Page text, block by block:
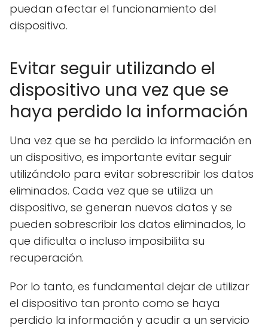
puedan afectar el funcionamiento del
dispositivo.
Evitar seguir utilizando el
dispositivo una vez que se
haya perdido la información
Una vez que se ha perdido la información en
un dispositivo, es importante evitar seguir
utilizándolo para evitar sobrescribir los datos
eliminados. Cada vez que se utiliza un
dispositivo, se generan nuevos datos y se
pueden sobrescribir los datos eliminados, lo
que dificulta o incluso imposibilita su
recuperación.
Por lo tanto, es fundamental dejar de utilizar
el dispositivo tan pronto como se haya
perdido la información y acudir a un servicio